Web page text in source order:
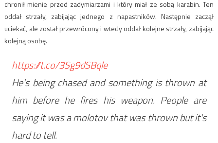
chronił mienie przed zadymiarzami i który miał ze sobą karabin. Ten
oddał strzały, zabijając jednego z napastników. Następnie zaczął
uciekać, ale został przewrócony i wtedy oddał kolejne strzały, zabijając
kolejną osobę.
https://t.co/3Sg9dSBqle
He's being chased and something is thrown at
him before he fires his weapon. People are
saying it was a molotov that was thrown but it's
hard to tell.